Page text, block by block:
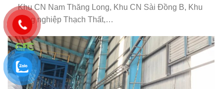
Khu CN Nam Thăng Long, Khu CN Sài Đồng B, Khu
công nghiệp Thạch Thất,…